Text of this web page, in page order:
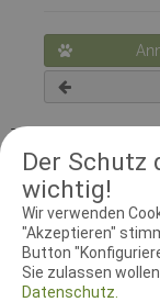
Der Schutz
wichtig!
Wir verwenden
"Akzeptieren"
Button
Sie zulassen
Datenschutz.
Bundesausscheid
RICHTER